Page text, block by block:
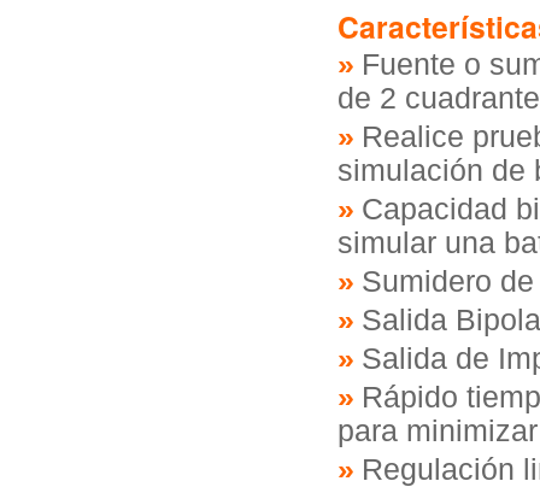
Fuente o
de 2
Realice
simulación de
Capacidad
simular una
Sumidero
Salida
Salida de
Rápido
para
Regulación